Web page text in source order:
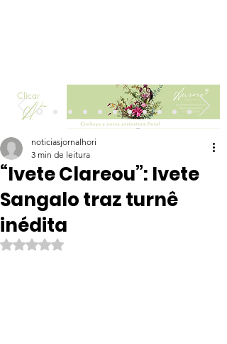
Clicar
“Ivete Clareou”: Ivete
Sangalo traz turnê
inédita
noticiasjornalhori
3 min de leitura
Avaliado com NaN de 5 estrelas.